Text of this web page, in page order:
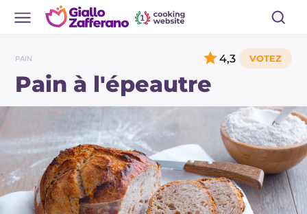
PAIN
Pain à l'épeautre
4,3